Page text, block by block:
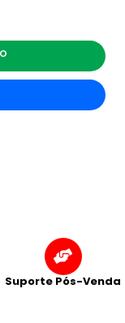
Suporte Pós-Venda